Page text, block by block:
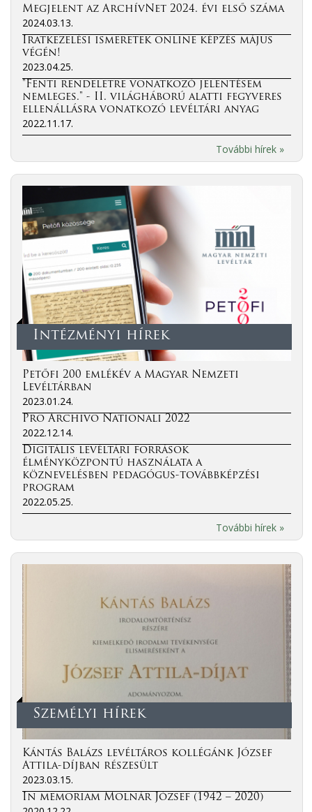
Megjelent az ArchívNet 2024. évi első száma
2024.03.13.
Iratkezelési ismeretek online képzés május
végén!
2023.04.25.
"Fenti rendeletre vonatkozó jelentésem
nemleges." - II. világháború alatti fegyveres
ellenállásra vonatkozó levéltári anyag
2022.11.17.
További hírek »
Intézményi hírek
Petőfi 200 emlékév a Magyar Nemzeti
Levéltárban
2023.01.24.
Pro Archivo Nationali 2022
2022.12.14.
Digitális levéltári források
élményközpontú használata a
köznevelésben pedagógus-továbbképzési
program
2022.05.25.
További hírek »
Személyi hírek
Kántás Balázs levéltáros kollégánk József
Attila-díjban részesült
2023.03.15.
In memoriam Molnár József (1942 – 2020)